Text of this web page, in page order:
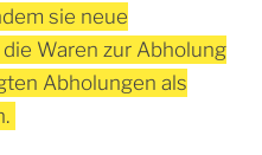
sie neue
Waren zur Abholung
Abholungen als